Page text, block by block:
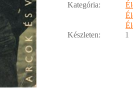
Kategória:
Készleten:
1